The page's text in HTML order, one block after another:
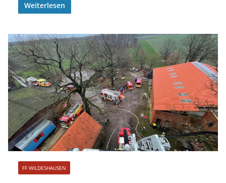
Weiterlesen
FF WILDESHAUSEN